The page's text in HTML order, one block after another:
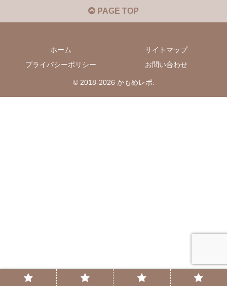
PAGE TOP
ホーム
サイトマップ
プライバシーポリシー
お問い合わせ
© 2018-2026 かもめレポ.